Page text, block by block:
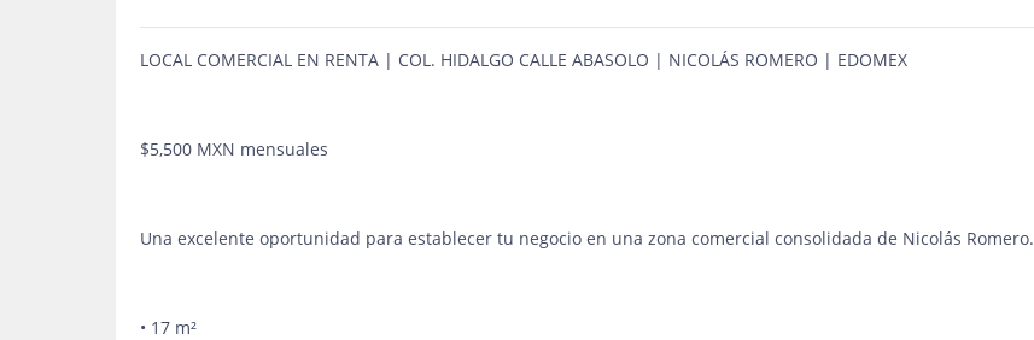
LOCAL COMERCIAL EN RENTA | COL. HIDALGO CALLE ABASOLO | NICOLÁS ROMERO | EDOMEX
$5,500 MXN mensuales
Una excelente oportunidad para establecer tu negocio en una zona comercial consolidada de Nicolás Romero.
• 17 m²